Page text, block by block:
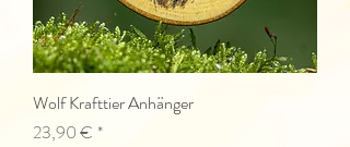
Wolf Krafttier Anhänger
Preis
23,90 €